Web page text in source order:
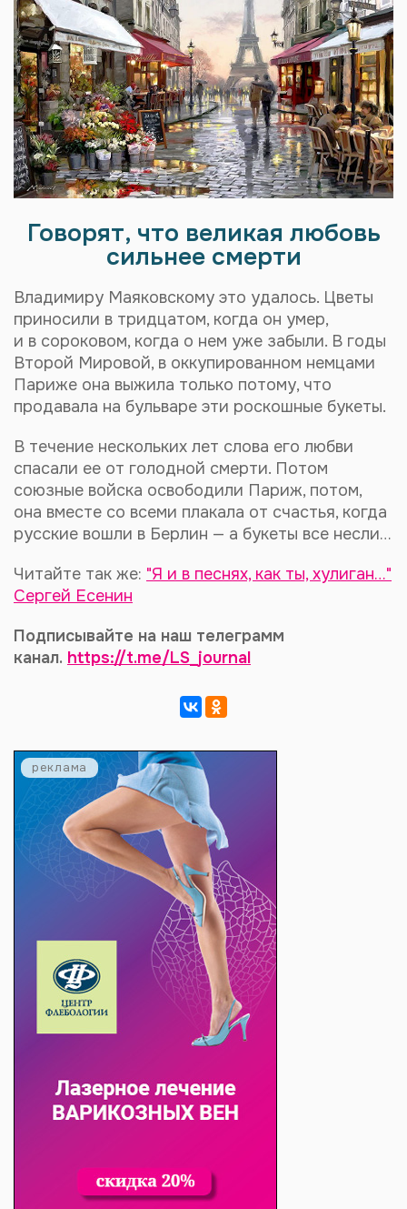
Говорят, что великая любовь
сильнее смерти
Владимиру Маяковскому это удалось. Цветы
приносили в тридцатом, когда он умер,
и в сороковом, когда о нем уже забыли. В годы
Второй Мировой, в оккупированном немцами
Париже она выжила только потому, что
продавала на бульваре эти роскошные букеты.
В течение нескольких лет слова его любви
спасали ее от голодной смерти. Потом
союзные войска освободили Париж, потом,
она вместе со всеми плакала от счастья, когда
русские вошли в Берлин — а букеты все несли…
Читайте так же: "Я и в песнях, как ты, хулиган…"
Сергей Есенин
Подписывайте на наш телеграмм
канал. https://t.me/LS_journal
реклама